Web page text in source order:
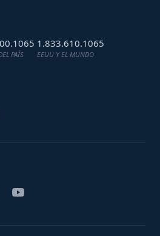
PAÍS
1.833.610.1065
EEUU Y EL MUNDO